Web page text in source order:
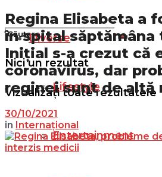
Nici un rezultat
Vizualizați toate rezultatele
Diverse
Lifestyle
Entertainment
Regina Elisabeta a
în spital săptămâna
Inițial s-a crezut că
coronavirus, dar
reginei sunt de altă
30/10/2021
in Internațional